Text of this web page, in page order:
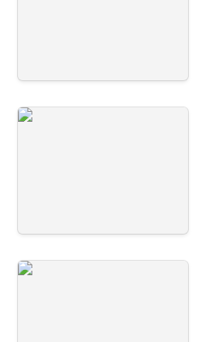
五十里-写真-19
五十里-写真-20